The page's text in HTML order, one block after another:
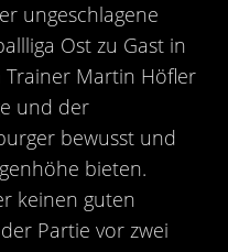
ungeschlagene
Ost zu Gast in
Trainer Martin Höfler
und der
bewusst und
bieten.
keinen guten
Partie vor zwei